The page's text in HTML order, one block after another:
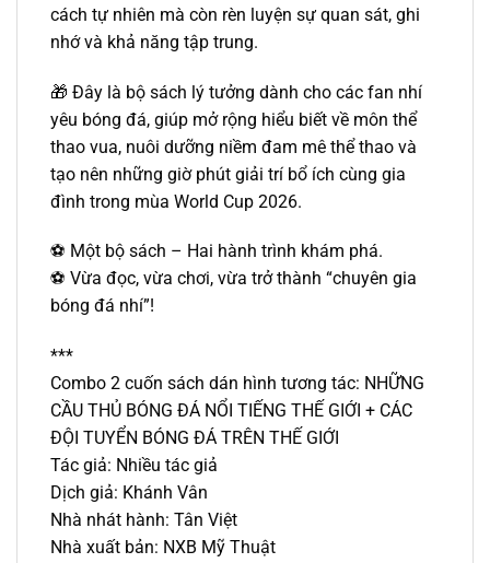
cách tự nhiên mà còn rèn luyện sự quan sát, ghi
nhớ và khả năng tập trung.
🎁 Đây là bộ sách lý tưởng dành cho các fan nhí
yêu bóng đá, giúp mở rộng hiểu biết về môn thể
thao vua, nuôi dưỡng niềm đam mê thể thao và
tạo nên những giờ phút giải trí bổ ích cùng gia
đình trong mùa World Cup 2026.
⚽ Một bộ sách – Hai hành trình khám phá.
⚽ Vừa đọc, vừa chơi, vừa trở thành “chuyên gia
bóng đá nhí”!
***
Combo 2 cuốn sách dán hình tương tác: NHỮNG
CẦU THỦ BÓNG ĐÁ NỔI TIẾNG THẾ GIỚI + CÁC
ĐỘI TUYỂN BÓNG ĐÁ TRÊN THẾ GIỚI
Tác giả: Nhiều tác giả
Dịch giả: Khánh Vân
Nhà nhát hành: Tân Việt
Nhà xuất bản: NXB Mỹ Thuật